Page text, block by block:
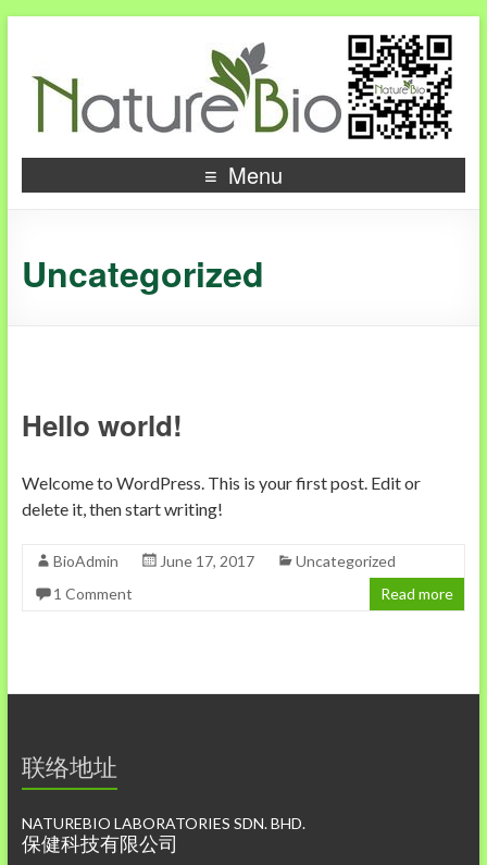
Menu
Uncategorized
Hello world!
Welcome to WordPress. This is your first post. Edit or
delete it, then start writing!
BioAdmin June 17, 2017
Uncategorized
1 Comment
Read more
联络地址
NATUREBIO LABORATORIES SDN. BHD.
保健科技有限公司